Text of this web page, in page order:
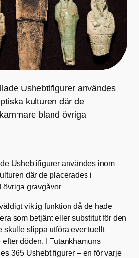
Ushebtifigurer användes
kulturen där de
bland övriga
Ushebtifigurer användes inom
där de placerades i
övriga gravgåvor.
viktig funktion då de hade
som betjänt eller substitut för den
skulle slippa utföra eventuellt
döden. I Tutankhamuns
365 Ushebtifigurer – en för varje